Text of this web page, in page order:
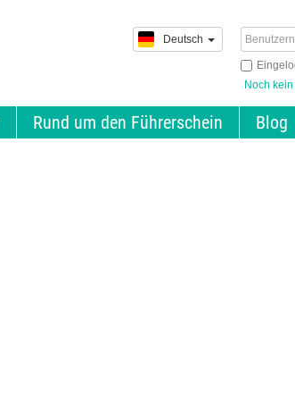
Noch
Deutsch
Rund um den Führerschein Blog